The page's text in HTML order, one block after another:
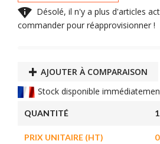
 Désolé, il n'y a plus d'articles
commander pour réapprovisionner !
AJOUTER À COMPARAISON
Stock disponible
QUANTITÉ
PRIX UNITAIRE (HT)